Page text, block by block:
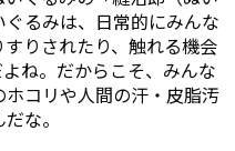
るみは、日常的にみんな
りされたり、触れる機会
ね。だからこそ、みんな
コリや人間の汗・皮脂汚
な。